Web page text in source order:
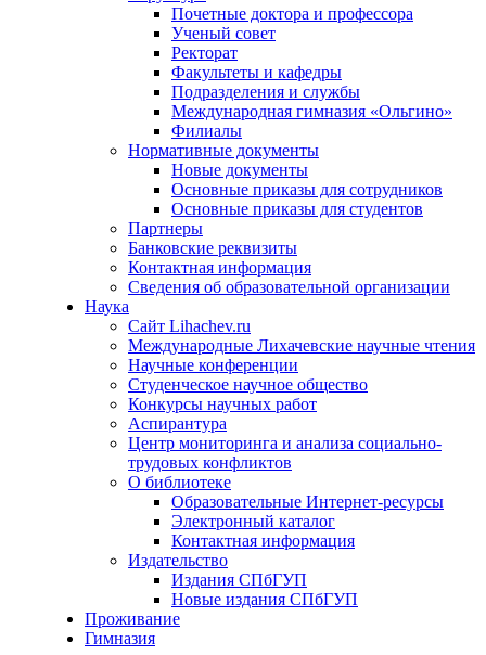
Почетные доктора и профессора
Ученый совет
Ректорат
Факультеты и кафедры
Подразделения и службы
Международная гимназия «Ольгино»
Филиалы
Нормативные документы
Новые документы
Основные приказы для сотрудников
Основные приказы для студентов
Партнеры
Банковские реквизиты
Контактная информация
Сведения об образовательной организации
Наука
Сайт Lihachev.ru
Международные Лихачевские научные чтения
Научные конференции
Студенческое научное общество
Конкурсы научных работ
Аспирантура
Центр мониторинга и анализа социально-
трудовых конфликтов
О библиотеке
Образовательные Интернет-ресурсы
Электронный каталог
Контактная информация
Издательство
Издания СПбГУП
Новые издания СПбГУП
Проживание
Гимназия